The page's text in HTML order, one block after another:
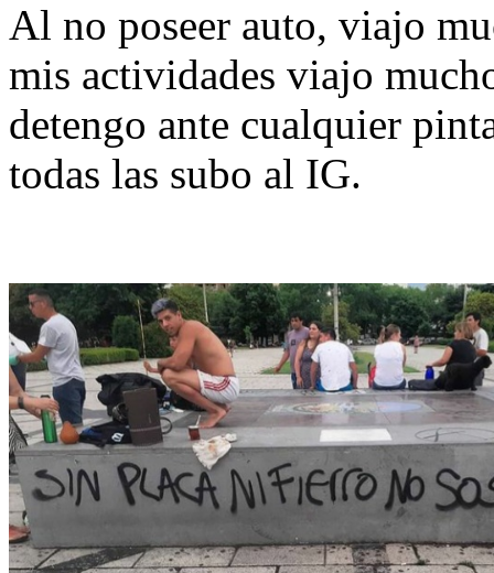
Al no poseer auto, viajo
mis actividades viajo
detengo ante cualquier
todas las subo al IG.